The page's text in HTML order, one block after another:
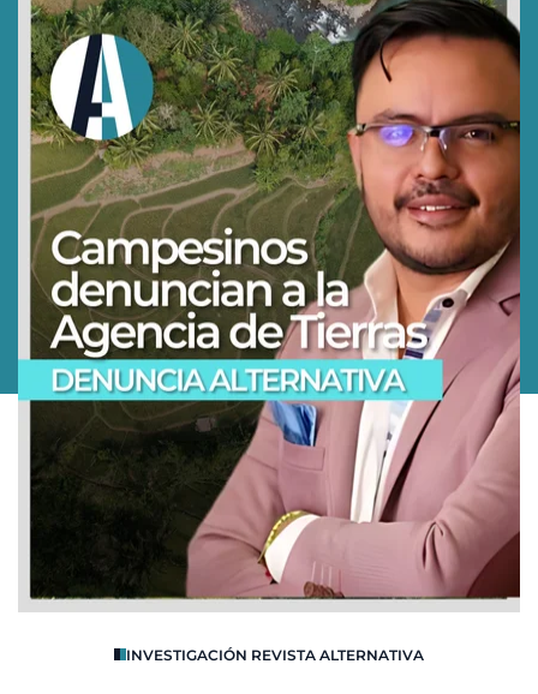
INVESTIGACIÓN REVISTA ALTERNATIVA